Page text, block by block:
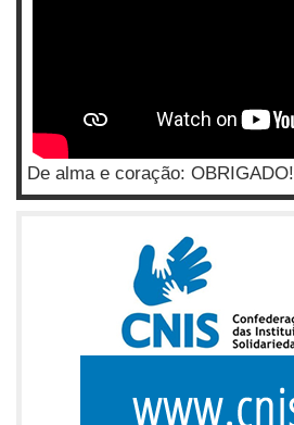
De alma e coração: OBRIGADO!